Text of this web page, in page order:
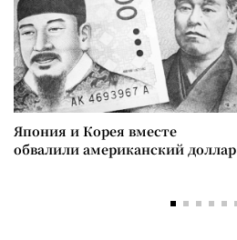
Япония и Корея вместе
обвалили американский доллар